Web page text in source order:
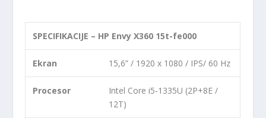
SPECIFIKACIJE – HP Envy X360 15t-fe000
Ekran 15,6” / 1920 x 1080 / IPS/ 60 Hz
Procesor
Intel Core i5-1335U (2P+8E /
12T)